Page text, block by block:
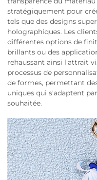
stratégiquement pour
tels que des designs
holographiques. Les
différentes options de
brillants ou des
rehaussant ainsi l'attrait
processus de
de formes, permettant
uniques qui s'adaptent
souhaitée.